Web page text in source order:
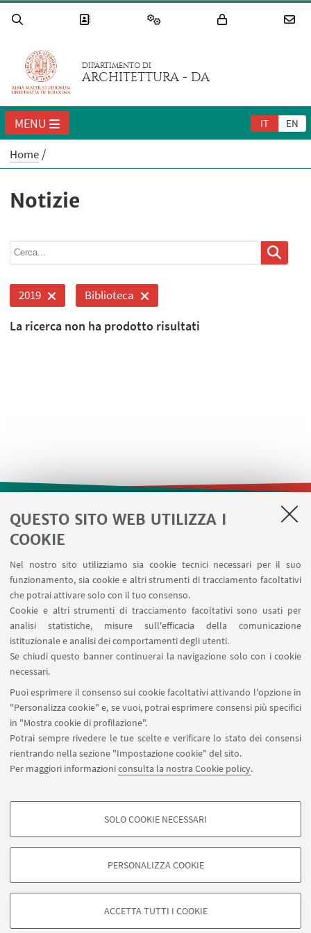
QUESTO SITO WEB UTILIZZA I
COOKIE
Nel nostro sito utilizziamo sia cookie tecnici necessari per il suo
funzionamento, sia cookie e altri strumenti di tracciamento facoltativi
che potrai attivare solo con il tuo consenso.
Cookie e altri strumenti di tracciamento facoltativi sono usati per
analisi statistiche, misure sull'efficacia della comunicazione
istituzionale e analisi dei comportamenti degli utenti.
Se chiudi questo banner continuerai la navigazione solo con i cookie
necessari.
Puoi esprimere il consenso sui cookie facoltativi attivando l'opzione in
"Personalizza cookie" e, se vuoi, potrai esprimere consensi più specifici
in "Mostra cookie di profilazione".
Potrai sempre rivedere le tue scelte e verificare lo stato dei consensi
rientrando nella sezione "Impostazione cookie" del sito.
Per maggiori informazioniconsulta la nostra Cookie policy.
COOKIE DI PROFILAZIONE - FACOLTATIVI
degli utenti, creare profili in base al loro comportamento sul sito, per analisi
di marketing.
Google/Youtube Video
SOLO COOKIE NECESSARI
PERSONALIZZA COOKIE
ACCETTA TUTTI I COOKIE
DIPARTIMENTO DI
ARCHITETTURA - DA
IT EN
MENU
Home
Notizie
2019 Biblioteca
La ricerca non ha prodotto risultati
LINK UTILI
Area riservata
Prenotazione risorse
SEGUI IL DIPARTIMENTO SU:
SEGUI UNIBO SU:
APP:
©Copyright 2026 - ALMA MATER STUDIORUM - Università di
Bologna - Via Zamboni, 33 - 40126 Bologna - PI: 01131710376 - CF:
80007010376
Privacy
Note legali
Informazioni sul sito e accessibilità
Impostazioni Cookie